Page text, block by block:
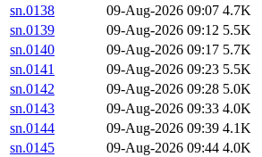
sn.0138
09-Aug-2026 09:07 4.7K
sn.0139
09-Aug-2026 09:12 5.5K
sn.0140
09-Aug-2026 09:17 5.7K
sn.0141
09-Aug-2026 09:23 5.5K
sn.0142
09-Aug-2026 09:28 5.0K
sn.0143
09-Aug-2026 09:33 4.0K
sn.0144
09-Aug-2026 09:39 4.1K
sn.0145
09-Aug-2026 09:44 4.0K